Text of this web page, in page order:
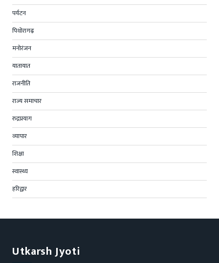
पर्यटन
पिथोरागढ़
मनोरंजन
यातायात
राजनीति
राज्य समाचार
रुद्रप्रयाग
व्यापार
शिक्षा
स्वास्थ्य
हरिद्वार
Utkarsh Jyoti